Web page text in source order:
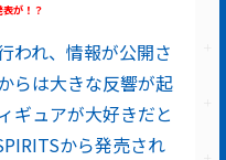
が！？
われ、情報が公開さ
らは大きな反響が起
ギュアが大好きだと
から発売され